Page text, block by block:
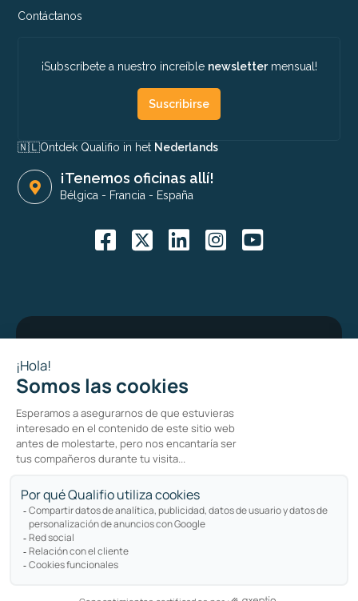
Contáctanos
¡Subscríbete a nuestro increíble newslettermensual!
Suscribirse
🇳🇱​Ontdek Qualifio in het Nederlands
¡Tenemos oficinas allí!
Bélgica - Francia - España
Bug bounty program
Política de privacidad
Política de cookies